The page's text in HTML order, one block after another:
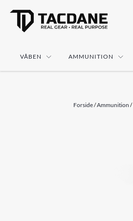
VÅBEN AMMUNITION
Forside/Ammunition /